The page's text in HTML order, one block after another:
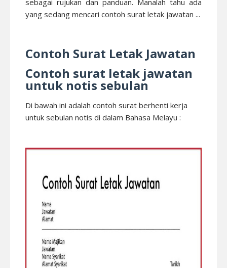
sebagai rujukan dan panduan. Manalah tahu ada
yang sedang mencari contoh surat letak jawatan ...
Contoh Surat Letak Jawatan
Contoh surat letak jawatan
untuk notis sebulan
Di bawah ini adalah contoh surat berhenti kerja
untuk sebulan notis di dalam Bahasa Melayu :